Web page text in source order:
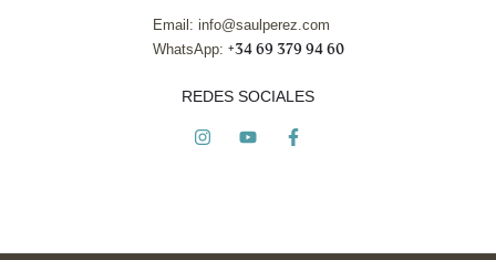
Email: info@saulperez.com
WhatsApp: +34 69 379 94 60
REDES SOCIALES